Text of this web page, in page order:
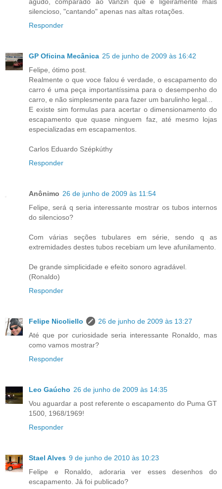
agudo, comparado ao Vanzin que é ligeiramente mais
silencioso, "cantando" apenas nas altas rotações.
Responder
GP Oficina Mecânica 25 de junho de 2009 às 16:42
Felipe, ótimo post.
Realmente o que voce falou é verdade, o escapamento do
carro é uma peça importantíssima para o desempenho do
carro, e não simplesmente para fazer um barulinho legal...
E existe sim formulas para acertar o dimensionamento do
escapamento que quase ninguem faz, até mesmo lojas
especializadas em escapamentos.
Carlos Eduardo Szépkúthy
Responder
Anônimo 26 de junho de 2009 às 11:54
Felipe, será q seria interessante mostrar os tubos internos
do silencioso?
Com várias seções tubulares em série, sendo q as
extremidades destes tubos recebiam um leve afunilamento.
De grande simplicidade e efeito sonoro agradável.
(Ronaldo)
Responder
Felipe Nicoliello
26 de junho de 2009 às 13:27
Até que por curiosidade seria interessante Ronaldo, mas
como vamos mostrar?
Responder
Leo Gaúcho 26 de junho de 2009 às 14:35
Vou aguardar a post referente o escapamento do Puma GT
1500, 1968/1969!
Responder
Stael Alves 9 de junho de 2010 às 10:23
Felipe e Ronaldo, adoraria ver esses desenhos do
escapamento. Já foi publicado?